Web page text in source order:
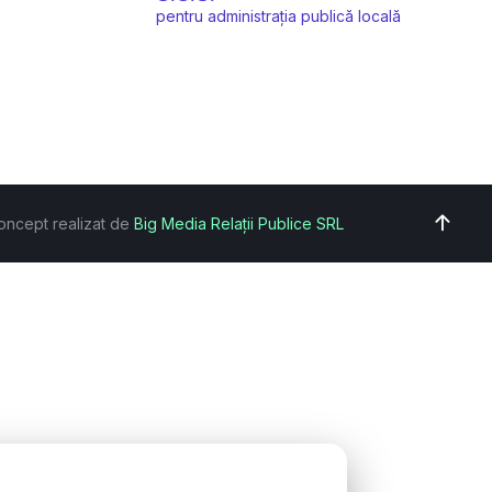
pentru administrația publică locală
realizat de Big Media Relații Publice SRL